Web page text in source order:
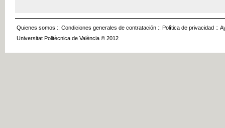
Quienes somos :: Condiciones generales de contratación :: Política de privacidad ::
Universitat Politècnica de València © 2012